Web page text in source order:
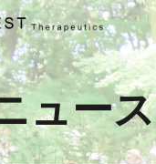
ュース